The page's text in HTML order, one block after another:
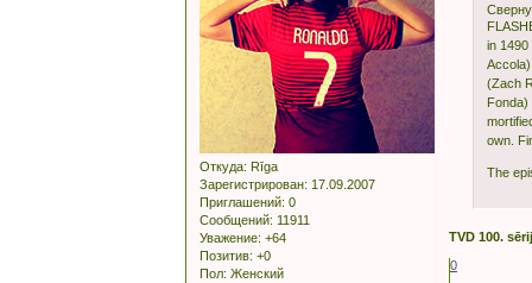
Откуда: Rīga
Зарегистрирован: 17.09.2007
Приглашений: 0
Сообщений: 11911
Уважение: +64
Позитив: +0
Пол: Женский
in 1490
(Zach
Fonda)
own.
The
TVD 100.
0